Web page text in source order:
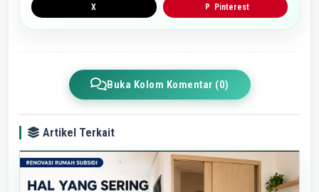
X P Pinterest
Buka Kolom Komentar (0)
Artikel Terkait